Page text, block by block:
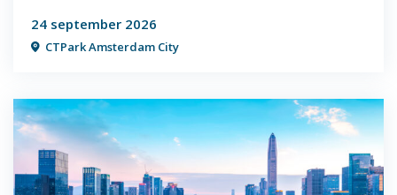
24 september 2026
CTPark Amsterdam City